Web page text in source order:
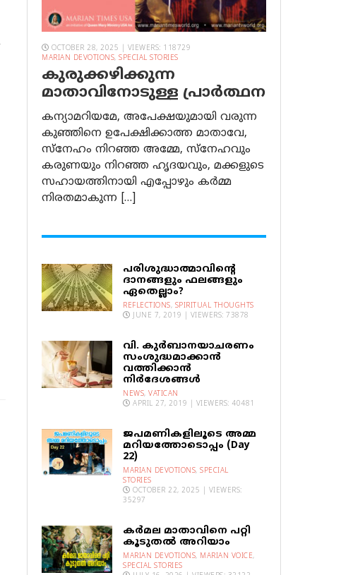
OCTOBER 28, 2025 | VIEWERS: 118729
MARIAN DEVOTIONS, SPECIAL STORIES
കുരുക്കഴിക്കുന്ന
മാതാവിനോടുള്ള പ്രാര്‍ത്ഥന
കന്യാമറിയമേ, അപേക്ഷയുമായി വരുന്ന
കുഞ്ഞിനെ ഉപേക്ഷിക്കാത്ത മാതാവേ,
സ്നേഹം നിറഞ്ഞ അമ്മേ, സ്നേഹവും
കരുണയും നിറഞ്ഞ ഹൃദയവും, മക്കളുടെ
സഹായത്തിനായി എപ്പോഴും കർമ്മ
നിരതമാകുന്ന […]
പരിശുദ്ധാത്മാവിന്റെ
ദാനങ്ങളും ഫലങ്ങളും
ഏതെല്ലാം?
REFLECTIONS, SPIRITUAL THOUGHTS
JUNE 7, 2019 | VIEWERS: 73878
വി. കുര്‍ബാനയാചരണം
സംശുദ്ധമാക്കാന്‍
വത്തിക്കാന്‍
നിര്‍ദേശങ്ങള്‍
NEWS, VATICAN
APRIL 27, 2019 | VIEWERS: 40481
ജപമണികളിലൂടെ അമ്മ
മറിയത്തോടൊപ്പം (Day
22)
MARIAN DEVOTIONS, SPECIAL
STORIES
OCTOBER 22, 2025 | VIEWERS:
35297
കര്‍മല മാതാവിനെ പറ്റി
കൂടുതല്‍ അറിയാം
MARIAN DEVOTIONS, MARIAN VOICE,
SPECIAL STORIES